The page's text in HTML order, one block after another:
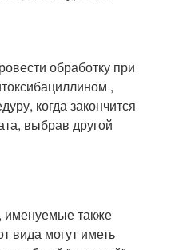
обработку при
,
когда закончится
выбрав другой
именуемые также
вида могут иметь